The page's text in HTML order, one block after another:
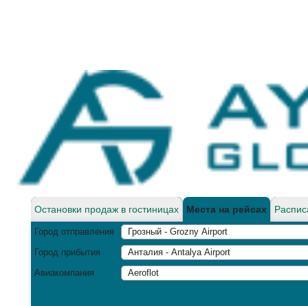
Остановки продаж в гостиницах Места на рейсах
Город отправления
Город прибытия
Авиакомпания